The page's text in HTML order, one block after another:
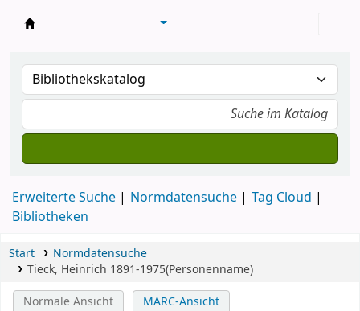
Erweiterte Suche Normdatensuche
Tag Cloud
Bibliotheken
Start
Normdatensuche
Tieck, Heinrich 1891-1975(Personenname)
Normale Ansicht
MARC-Ansicht